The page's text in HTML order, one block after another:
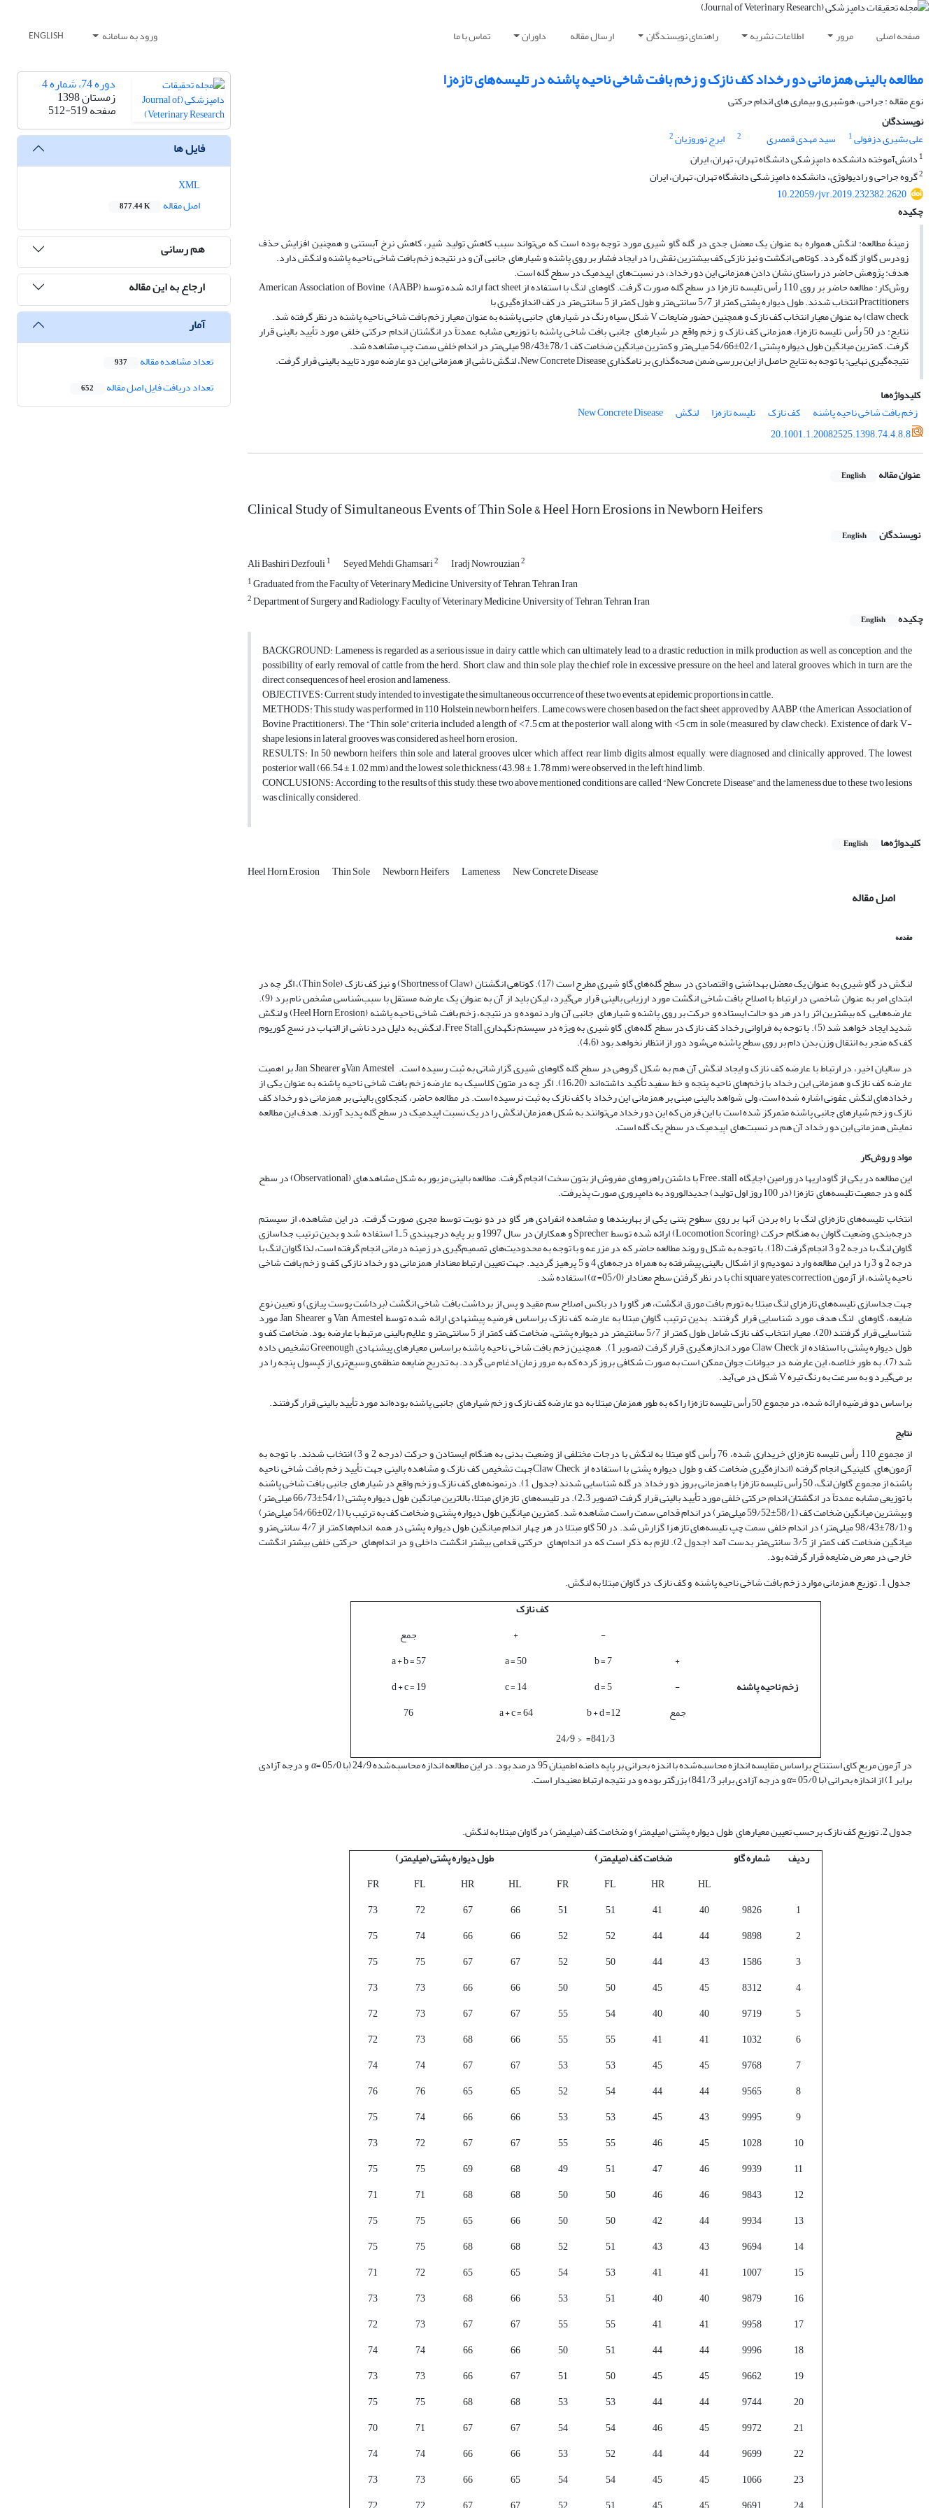
صفحه اصلی مرور اطلاعات نشریه راهنمای نویسندگان ارسال مقاله داوران تماس با ما ورود به سامانه ENGLISH
مطالعه بالینی همزمانی دو رخداد کف نازک و زخم بافت شاخی ناحیه پاشنه در تلیسه‌‌های تازه‌زا
نوع مقاله : جراحی، هوشبری و بیماری های اندام حرکتی
نویسندگان
علی بشیری دزفولی1 سید مهدی قمصری 2 ایرج نوروزیان2
1 دانش‌آموخته دانشکده دامپزشکی دانشگاه تهران، تهران، ایران
2گروه جراحی و رادیولوژی، دانشکده دامپزشکی دانشگاه تهران، تهران، ایران
10.22059/jvr.2019.232382.2620
چکیده
زمینۀ مطالعه: لنگش همواره به عنوان یک معضل جدی در گله گاو شیری مورد توجه بوده است که می‌تواند سبب کاهش تولید شیر، کاهش نرخ آبستنی و همچنین افزایش حذف
زودرس گاو از گله گردد. کوتاهی انگشت و نیز نازکی کف بیشترین نقش را در ایجاد فشار بر روی پاشنه و شیار‌های جانبی آن و در نتیجه زخم بافت شاخی ناحیه پاشنه و لنگش دارد.
هدف: پژوهش حاضر در راستای نشان دادن همزمانی این دو رخداد، در نسبت‌‌های اپیدمیک در سطح گله است.
روش‌کار: مطالعه حاضر بر روی 110 رأس تلیسه تازه‌زا در سطح گله صورت گرفت. گاو‌های لنگ با استفاده از fact sheet ارائه شده توسط (AABP) American Association of Bovine
Practitioners انتخاب شدند. طول دیواره پشتی کمتر از 5/7 سانتی‌متر و طول کمتر از 5 سانتی‌متر در کف (اندازه‌گیری با
claw check) به عنوان معیار انتخاب کف نازک و همچنین حضور ضایعات V شکل سیاه رنگ در شیار‌های جانبی پاشنه به عنوان معیار زخم بافت شاخی ناحیه پاشنه در نظر گرفته شد.
نتایج: در 50 رأس تلیسه تازه‌زا، همزمانی کف نازک و زخم واقع در شیار‌های جانبی بافت شاخی پاشنه با توزیعی مشابه عمدتاً در انگشتان اندام حرکتی خلفی مورد تأیید بالینی قرار
گرفت. کمترین میانگین طول دیواره پشتی 02/1±54/66 میلی‌متر و کمترین میانگین ضخامت کف 78/1±98/43 میلی‌متر در اندام خلفی سمت چپ مشاهده شد.
نتیجه‌گیری نهایی: با توجه به نتایج حاصل از این بررسی ضمن صحه‌گذاری بر نامگذاری New Concrete Disease، لنگش ناشی از همزمانی این دو عارضه مورد تایید بالینی قرار گرفت.
کلیدواژه‌ها
زخم بافت شاخی ناحیه پاشنه
کف نازک تلیسه تازه‌زا لنگش
New Concrete Disease
20.1001.1.20082525.1398.74.4.8.8
عنوان مقاله English
Clinical Study of Simultaneous Events of Thin Sole & Heel Horn Erosions in Newborn Heifers
نویسندگان English
Ali Bashiri Dezfouli1 Seyed Mehdi Ghamsari2 Iradj Nowrouzian2
1Graduated from the Faculty of Veterinary Medicine, University of Tehran, Tehran, Iran
2Department of Surgery and Radiology, Faculty of Veterinary Medicine, University of Tehran, Tehran, Iran
چکیده
English
BACKGROUND: Lameness is regarded as a serious issue in dairy cattle which can ultimately lead to a drastic reduction in milk production as well as conception, and the
possibility of early removal of cattle from the herd. Short claw and thin sole play the chief role in excessive pressure on the heel and lateral grooves, which in turn are the
direct consequences of heel erosion and lameness.
OBJECTIVES: Current study intended to investigate the simultaneous occurrence of these two events at epidemic proportions in cattle.
METHODS: This study was performed in 110 Holstein newborn heifers. Lame cows were chosen based on the fact sheet approved by AABP, (the American Association of
Bovine Practitioners). The “Thin sole” criteria included a length of ˂7.5 cm at the posterior wall, along with ˂5 cm in sole (measured by claw check). Existence of dark V-
shape lesions in lateral grooves was considered as heel horn erosion.
RESULTS: In 50 newborn heifers, thin sole and lateral grooves ulcer which affect rear limb digits almost equally, were diagnosed and clinically approved. The lowest
posterior wall (66.54 ± 1.02 mm) and the lowest sole thickness (43.98 ± 1.78 mm) were observed in the left hind limb.
CONCLUSIONS: According to the results of this study, these two above mentioned conditions are called “New Concrete Disease” and the lameness due to these two lesions
was clinically considered.
کلیدواژه‌ها English
Heel Horn Erosion Thin Sole Newborn Heifers Lameness New Concrete Disease
اصل مقاله
مقدمه
لنگش در گاو شیری به عنوان یک معضل بهداشتی و اقتصادی در سطح گله­‌های گاو شیری مطرح است (17). کوتاهی انگشتان (Shortness of Claw) و نیز کف نازک (Thin Sole)، اگر چه در
ابتدای امر به عنوان شاخصی در ارتباط با اصلاح بافت شاخی انگشت مورد ارزیابی بالینی قرار می‌گیرد، لیکن باید از آن به عنوان یک عارضه مستقل با سبب‌شناسی مشخص نام برد (9).
عارضه‌هایی که بیشترین اثر را در هر دو حالت ایستاده و حرکت بر روی پاشنه و شیار‌های جانبی آن وارد نموده و در نتیجه، زخم بافت شاخی ناحیه پاشنه (Heel Horn Erosion) و لنگش
شدید ایجاد خواهد شد (5). با توجه به فراوانی رخداد کف نازک در سطح گله‌‌های گاو شیری به ویژه در سیستم نگهداری Free Stall، لنگش به دلیل درد ناشی از التهاب در نسج کوریوم
کف که منجر به انتقال وزن بدن دام بر روی سطح پاشنه می‌شود دور از انتظار نخواهد بود (4،6).
در سالیان اخیر، در ارتباط با عارضه کف نازک و ایجاد لنگش آن هم به شکل گروهی در سطح گله گاو‌های شیری گزارشاتی به ثبت رسیده است. Van Amestelو Jan Shearer بر اهمیت
عارضه کف نازک و همزمانی این رخداد با زخم‌های ناحیه پنجه و خط سفید تأکید داشته‌اند (16،20). اگر چه در متون کلاسیک به عارضه زخم بافت شاخی ناحیه پاشنه به عنوان یکی از
رخداد‌های لنگش عفونی اشاره شده است، ولی شواهد بالینی مبنی بر همزمانی این رخداد با کف نازک به ثبت نرسیده است. در مطالعه حاضر، کنجکاوی بالینی بر همزمانی دو رخداد کف
نازک و زخم شیار‌های جانبی پاشنه متمرکز شده است با این فرض که این دو رخداد می‌توانند به شکل همزمان لنگش را در یک نسبت اپیدمیک در سطح گله پدید آورند. هدف این مطالعه
نمایش همزمانی این دو رخداد آن هم در نسبت‌های اپیدمیک در سطح یک گله است.
مواد و روش‌کار
این مطالعه در یکی از گاوداری­ها در ورامین (جایگاه Free – stall با داشتن راهرو‌های مفروش از بتون سخت) انجام گرفت. مطالعه بالینی مزبور به شکل مشاهد‌های (Observational) در سطح
گله و در جمعیت تلیسه‌‌های تازه‌زا (در 100 روز اول تولید) جدیدالورود به دامپروری صورت پذیرفت.
انتخاب تلیسه‌‌های تازه‌زای لنگ با راه بردن آنها بر روی سطوح بتنی یکی از بهاربندها و مشاهده انفرادی هر گاو در دو نوبت توسط مجری صورت گرفت. در این مشاهده، از سیستم
درجه‌بندی وضعیت گاوان به هنگام حرکت (Locomotion Scoring) ارائه شده توسط Sprecher و همکاران در سال 1997 و بر پایه درجه­بندی 5 ـ1 استفاده شد و بدین ترتیب جداسازی
گاوان لنگ با درجه 2 و 3 انجام گرفت (18). با توجه به شکل و روند مطالعه حاضر که در مزرعه و با توجه به محدودیت‌‌های تصمیم‌گیری در زمینه درمانی انجام گرفته است، لذا گاوان لنگ با
درجه 2 و 3 را در این مطالعه وارد نمودیم و از اشکال بالینی پیشرفته به همراه درجه­‌های 4 و 5 پرهیز گردید. جهت تعیین ارتباط معنادار همزمانی دو رخداد نازکی کف و زخم بافت شاخی
ناحیه پاشنه، از آزمون chi square yates correction با در نظر گرفتن سطح معنادار (05/0= α) استفاده شد.
جهت جداسازی تلیسه‌های تازه‌زای لنگ مبتلا به تورم بافت مورق انگشت، هر گاو را در باکس اصلاح سم مقید و پس از برداشت بافت شاخی انگشت (برداشت پوست پیازی) و تعیین نوع
ضایعه، گاو‌های لنگ هدف مورد شناسایی قرار گرفتند. بدین ترتیب گاوان مبتلا به عارضه کف نازک براساس فرضیه پیشنهادی ارائه شده توسط Van Amestel و Jan Shearer مورد
شناسایی قرار گرفتند (20). معیار انتخاب کف نازک شامل طول کمتر از 5/7 سانتی­متر در دیواره پشتی، ضخامت کف کمتر از 5 سانتی‌متر و علایم بالینی مرتبط با عارضه بود. ضخامت کف و
طول دیواره پشتی با استفاده از Claw Check مورد اندازه­گیری قرار گرفت (تصویر 1). همچنین زخم بافت شاخی ناحیه پاشنه براساس معیار‌های پیشنهادی Greenough تشخیص داده
شد (7). به طور خلاصه، این عارضه در حیوانات جوان ممکن است به صورت شکافی بروز کرده که به مرور زمان ادغام می گردد. به تدریج ضایعه منطقه‌ی وسیع‌تری از کپسول پنجه را در
بر می‌گیرد و به سرعت به رنگ تیره V شکل در می‌آید.
براساس دو فرضیه ارائه شده، در مجموع 50 رأس تلیسه تازه‌زا را که به طور همزمان مبتلا به دو عارضه کف نازک و زخم شیار‌های جانبی پاشنه بوده‌اند مورد تأیید بالینی قرار گرفتند.
نتایج
از مجموع 110 رأس تلیسه تازه‌زای خریداری شده، 76 رأس گاو مبتلا به لنگش با درجات مختلفی از وضعیت بدنی به هنگام ایستادن و حرکت (درجه 2 و 3) انتخاب شدند. با توجه به
آزمون‌های کلینیکی انجام گرفته (اندازه‌گیری ضخامت کف و طول دیواره پشتی با استفاده از Claw Checkجهت تشخیص کف نازک و مشاهده بالینی جهت تأیید زخم بافت شاخی ناحیه
پاشنه از مجموع گاوان لنگ، 50 رأس تلیسه تازه‌زا با همزمانی بروز دو رخداد در گله شناسایی شدند (جدول 1). درنمونه‌های کف نازک و زخم واقع در شیار‌های جانبی بافت شاخی پاشنه
با توزیعی مشابه عمدتاً در انگشتان اندام حرکتی خلفی مورد تأیید بالینی قرار گرفت (تصویر 2،3). در تلیسه‌های تازه‌زای مبتلا، بالاترین میانگین طول دیواره پشتی (54/1±66/73 میلی‌متر)
و بیشترین میانگین ضخامت کف (58/1±59/52 میلی‌متر) در اندام قدامی سمت راست مشاهده شد. کمترین میانگین طول دیواره پشتی و ضخامت کف به ترتیب با (02/1±54/66 میلی‌متر)
و (78/1±98/43 میلی‌متر) در اندام خلفی سمت چپ تلیسه‌های تازه­زا گزارش شد. در 50 گاو مبتلا در هر چهار اندام میانگین طول دیواره پشتی در همه اندام‌ها کمتر از 4/7 سانتی‌متر و
میانگین ضخامت کف کمتر از 3/5 سانتی‌متر بدست آمد (جدول 2). لازم به ذکر است که در اندام­‌های حرکتی قدامی بیشتر انگشت داخلی و در اندام­‌های حرکتی خلفی بیشتر انگشت
خارجی در معرض ضایعه قرار گرفته بود.
جدول 1. توزیع همزمانی موارد زخم بافت شاخی ناحیه پاشنه و کف نازک در گاوان مبتلا به لنگش.
کف نازک
-
+ جمع
زخم ناحیه پاشنه
+
b = 7
a = 50
a + b = 57
-
d = 5
c = 14
d + c = 19
جمع
b + d =12
a + c = 64
76
24/9 > =841/3
در آزمون مربع کای استنتاج براساس مقایسه اندازه محاسبه‌شده با اندزه بحرانی بر پایه دامنه اطمینان 95 درصد بود. در این مطالعه اندازه محاسبه‌شده 24/9 (با 05/0 =
αو درجه آزادی
برابر 1) از اندازه بحرانی (با 05/0 = αو درجه آزادی برابر 841/3) بزرگتر بوده و در نتیجه ارتباط معنی­دار است.
جدول 2. توزیع کف نازک برحسب تعیین معیار‌های طول دیواره پشتی (میلی­متر) و ضخامت کف (میلی­متر) در گاوان مبتلا به لنگش.
ردیف
شمارهگاو ضخامتکف (میلی­متر)
طول دیواره پشتی (میلی­متر)
HL
HR
FL
FR
HL
HR
FL
FR
1
9826
40
41
51
51
66
67
72
73
2
9898
44
44
52
52
66
66
74
75
3
1586
43
44
50
52
67
67
75
75
4
8312
45
45
50
50
66
66
73
73
5
9719
40
40
54
55
67
67
73
72
6
1032
41
41
55
55
66
68
73
72
7
9768
45
45
53
53
67
67
74
74
8
9565
44
44
54
52
65
65
76
76
9
9995
43
45
53
53
66
66
74
75
10
1028
45
46
55
55
67
67
72
73
11
9939
46
47
51
49
68
69
75
75
12
9843
46
46
50
50
68
68
71
71
13
9934
44
42
50
50
66
65
75
75
14
9694
43
43
51
52
68
68
75
75
15
1007
41
41
53
54
65
65
72
71
16
9879
40
40
51
53
66
68
73
73
17
9958
41
41
55
55
67
67
73
72
18
9996
44
44
51
50
66
66
74
74
19
9662
45
45
50
51
67
66
73
73
20
9744
44
44
53
53
68
68
75
75
21
9972
45
46
54
54
67
67
71
70
22
9699
44
44
52
53
66
66
74
74
23
1066
45
45
54
54
65
66
73
73
دوره 74، شماره 4
زمستان 1398
صفحه512-519
فایل ها
اصل مقاله
877.44 K
هم رسانی
ارجاع به این مقاله
آمار
تعداد مشاهده مقاله 937
تعداد دریافت فایل اصل مقاله 652